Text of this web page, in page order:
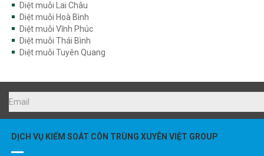
Diệt muỗi Vĩnh Phúc
Diệt muỗi Thái Bình
Diệt muỗi Tuyên Quang
DỊCH VỤ KIỂM SOÁT CÔN TRÙNG XUYÊN VIỆT GROUP